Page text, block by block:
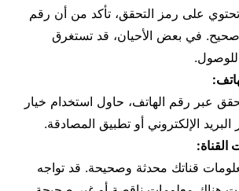
على رمز التحقق، تأكد من أن رقم
صحيح. في بعض الأحيان، قد تستغرق
عبر رقم الهاتف، حاول استخدام خيار
الإلكتروني أو تطبيق المصادقة.
قناتك محدثة وصحيحة. قد تواجه